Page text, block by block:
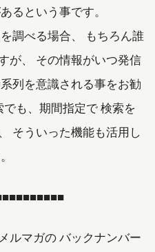
あるという事です。
べる場合、 もちろん誰
が、 その情報がいつ発信
列を意識される事をお勧
、期間指定で 検索を
そういった機能も活用し
す。
ルマガの バックナンバー